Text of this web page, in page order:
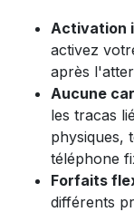
Activation
activez
après
Aucune
les tracas
physiques,
téléphone
Forfaits
différents